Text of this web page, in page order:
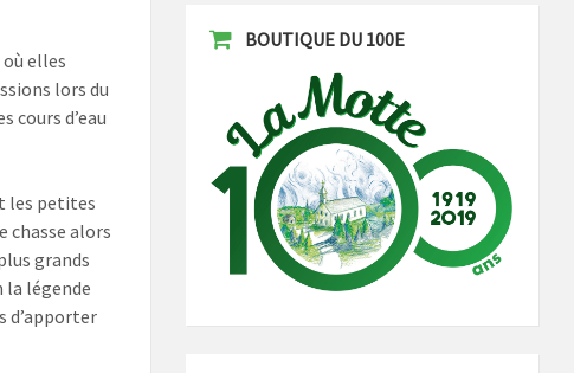
elles
lors du
cours d’eau
les petites
chasse alors
grands
la légende
d’apporter
BOUTIQUE DU 100E